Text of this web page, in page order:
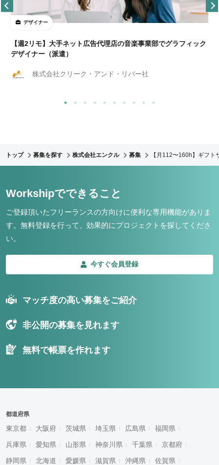
デザイナー
【週2リモ】大手ネット広告代理店の音楽事業部でグラフィック
デザイナー（派遣）
株式会社クリーク・アンド・リバー社
トップ 募集を探す 株式会社エンクル 募集 【月112〜160h】ギフ
Workshipでできること
ご登録頂いたフリーランスの方向けに便利な専用機能がありま
す。 無料登録を行って、効果的にプロジェクトを探してくださ
い。
今すぐ会員登録
マッチ度の高い募集をご紹介
非公開の募集を見れます
無料で帳票を作れます
都道府県
東京都 大阪府 茨城県 埼玉県 広島県 福岡県
兵庫県 愛知県 山形県 神奈川県 千葉県 京都府
静岡県 北海道 愛媛県 滋賀県 沖縄県 佐賀県